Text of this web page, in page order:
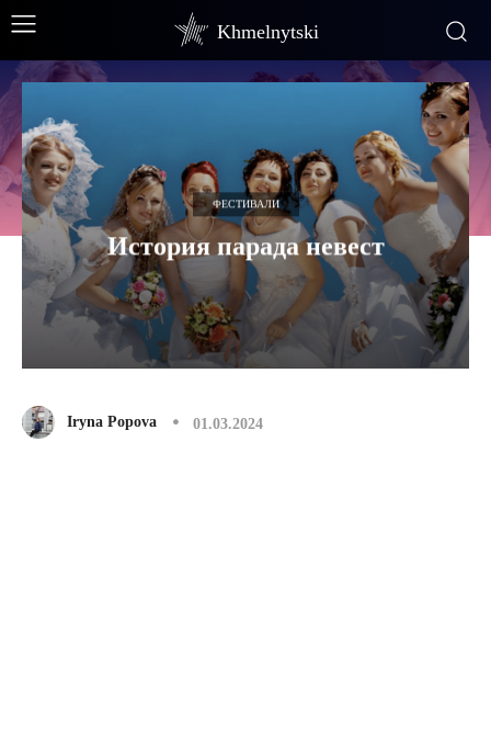
Khmelnytski
ФЕСТИВАЛИ
История парада невест
Iryna Popova 01.03.2024